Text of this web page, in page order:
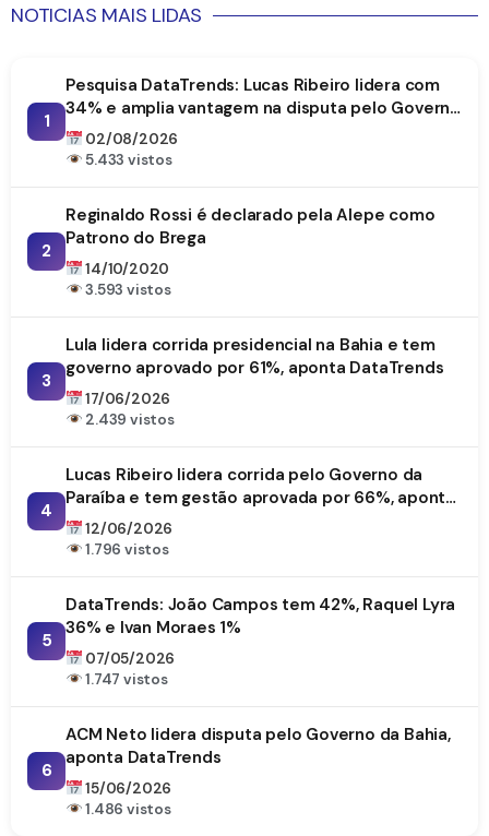
NOTICIAS MAIS LIDAS
1
Pesquisa DataTrends: Lucas Ribeiro lidera com
34% e amplia vantagem na disputa pelo Governo
da Paraíba
02/08/2026
5.433 vistos
2
Reginaldo Rossi é declarado pela Alepe como
Patrono do Brega
14/10/2020
3.593 vistos
3
Lula lidera corrida presidencial na Bahia e tem
governo aprovado por 61%, aponta DataTrends
17/06/2026
2.439 vistos
4
Lucas Ribeiro lidera corrida pelo Governo da
Paraíba e tem gestão aprovada por 66%, aponta
DataTrends
12/06/2026
1.796 vistos
5
DataTrends: João Campos tem 42%, Raquel Lyra
36% e Ivan Moraes 1%
07/05/2026
1.747 vistos
6
ACM Neto lidera disputa pelo Governo da Bahia,
aponta DataTrends
15/06/2026
1.486 vistos